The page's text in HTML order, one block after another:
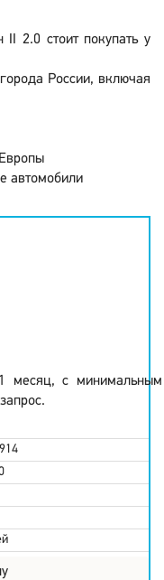
II 2.0 стоит покупать у
России, включая
автомобили
месяц, с минимальным